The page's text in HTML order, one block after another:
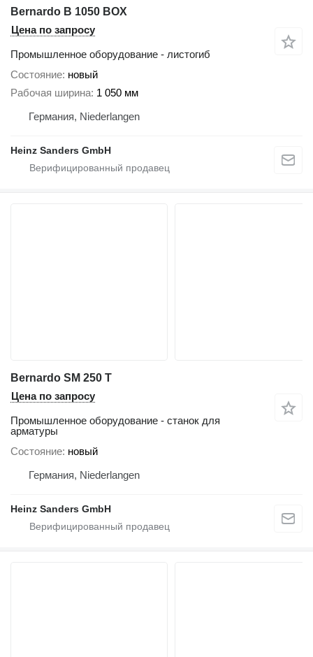
Bernardo B 1050 BOX
Цена по запросу
Промышленное оборудование - листогиб
Состояние новый
Рабочая ширина 1 050 мм
Германия, Niederlangen
Heinz Sanders GmbH
Bernardo SM 250 T
Цена по запросу
Промышленное оборудование - станок для
арматуры
Состояние новый
Германия, Niederlangen
Heinz Sanders GmbH